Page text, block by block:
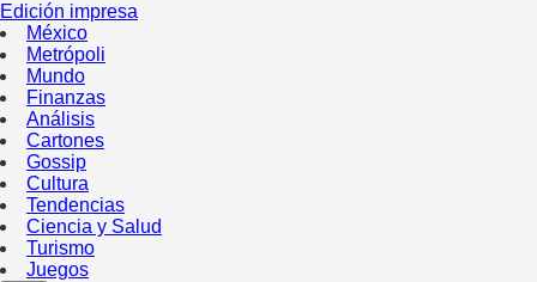
Edición impresa
México
Metrópoli
Mundo
Finanzas
Análisis
Cartones
Gossip
Cultura
Tendencias
Ciencia y Salud
Turismo
Juegos